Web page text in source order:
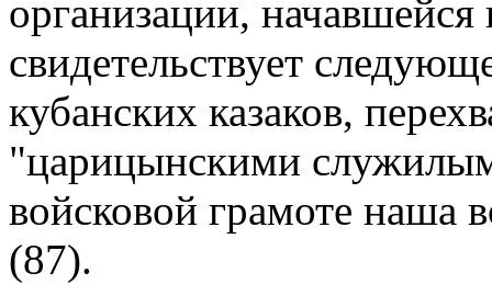
организации,
свидетельствует
кубанских казаков,
"царицынскими
войсковой грамоте наша
(87).